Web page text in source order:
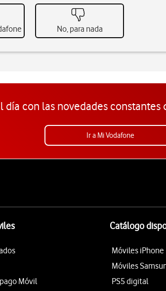
No, para nada
día con las novedades
Ir a Mi Vodafone
Móvil
Catálogo
Móviles iPhone
Móviles
PS5 digital